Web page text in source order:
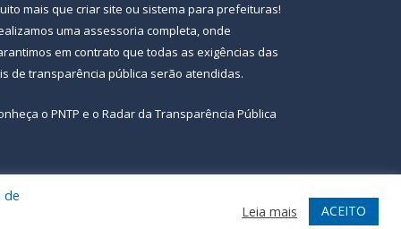
mais que criar site ou sistema para prefeituras!
uma assessoria completa, onde
em contrato que todas as exigências das
de transparência pública serão atendidas.
o PNTP e o Radar da Transparência Pública
Acessar Webmail
de
Leia mais ACEITO